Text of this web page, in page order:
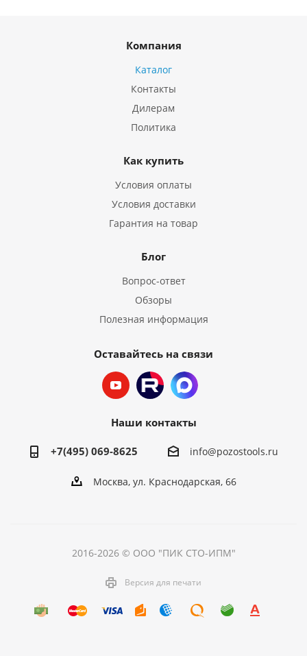
Компания
Каталог
Контакты
Дилерам
Политика
Как купить
Условия оплаты
Условия доставки
Гарантия на товар
Блог
Вопрос-ответ
Обзоры
Полезная информация
Оставайтесь на связи
Наши контакты
+7(495) 069-8625 info@pozostools.ru
Москва, ул. Краснодарская, 66
2016-2026 © ООО "ПИК СТО-ИПМ"
Версия для печати